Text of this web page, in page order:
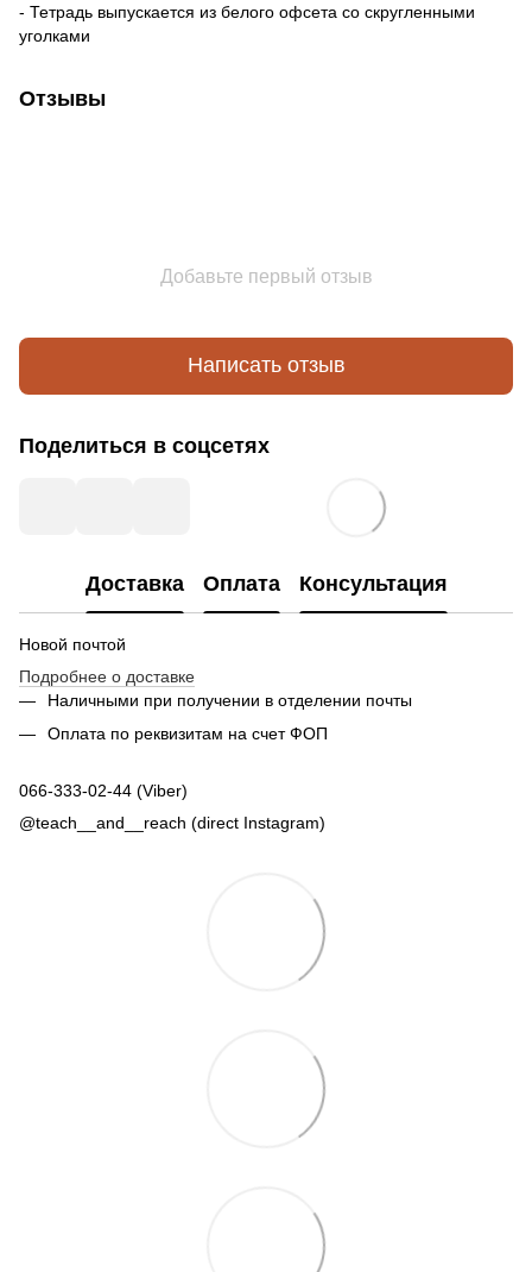
- Тетрадь выпускается из белого офсета со скругленными
уголками
Отзывы
Добавьте первый отзыв
Написать отзыв
Поделиться в соцсетях
Доставка Оплата Консультация
Новой почтой
Подробнее о доставке
Наличными при получении в отделении почты
Оплата по реквизитам на счет ФОП
066-333-02-44 (Viber)
@teach__and__reach (direct Instagram)